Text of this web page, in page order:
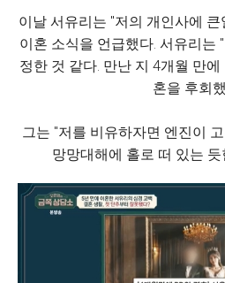
이날 서유리는 "저의 개인사에
이혼 소식을 언급했다. 서유리는
정한 것 같다. 만난 지 4개월 만
혼을 후회
그는 "저를 비유하자면 엔진이
망망대해에 홀로 떠 있는